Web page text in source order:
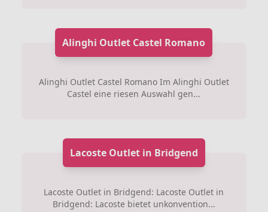
Alinghi Outlet Castel Romano
Alinghi Outlet Castel Romano Im Alinghi Outlet
Castel eine riesen Auswahl gen...
Lacoste Outlet in Bridgend
Lacoste Outlet in Bridgend: Lacoste Outlet in
Bridgend: Lacoste bietet unkonvention...